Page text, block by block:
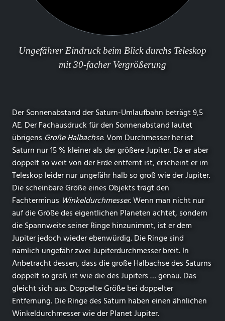
Ungefährer Eindruck beim Blick durchs Teleskop
mit 30-facher Vergrößerung
Der Sonnenabstand der Saturn-Umlaufbahn beträgt 9,5
AE. Der Fachausdruck für den Sonnenabstand lautet
übrigens Große Halbachse. Vom Durchmesser her ist
Saturn nur 15 % kleiner als der größere Jupiter. Da er aber
doppelt so weit von der Erde entfernt ist, erscheint er im
Teleskop leider nur ungefähr halb so groß wie der Jupiter.
Die scheinbare Größe eines Objekts trägt den
Fachterminus Winkeldurchmesser. Wenn man nicht nur
auf die Größe des eigentlichen Planeten achtet, sondern
die Spannweite seiner Ringe hinzunimmt, ist er dem
Jupiter jedoch wieder ebenwürdig. Die Ringe sind
nämlich ungefähr zwei Jupiterdurchmesser breit. In
Anbetracht dessen, dass die große Halbachse des Saturns
doppelt so groß ist wie die des Jupiters … genau. Das
gleicht sich aus. Doppelte Größe bei doppelter
Entfernung. Die Ringe des Saturn haben einen ähnlichen
Winkeldurchmesser wie der Planet Jupiter.